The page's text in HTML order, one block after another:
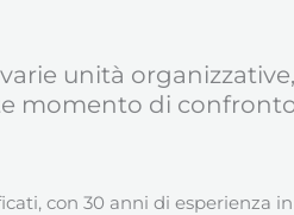
unità
momento di
con 30 anni di esperienza